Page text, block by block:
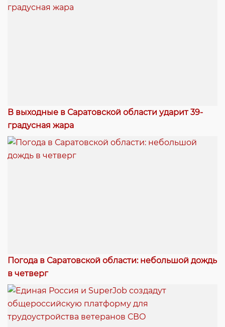
В выходные в Саратовской области ударит 39-
градусная жара
Погода в Саратовской области: небольшой дождь
в четверг